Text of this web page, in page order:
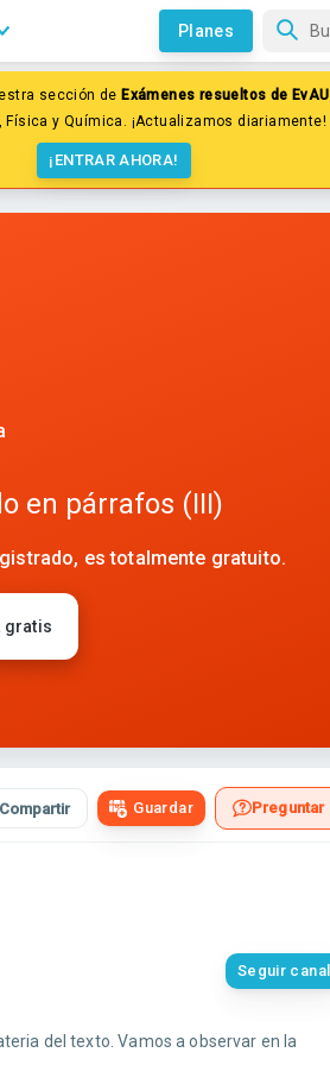
Planes
sección de Exámenes resueltos de EvAU
y Química. ¡Actualizamos diariamente!
¡ENTRAR AHORA!
textos El párrafo
en párrafos (III)
en párrafos (III)
es totalmente gratuito.
gratis
Compartir Guardar Preguntar
Seguir canal
del texto. Vamos a observar en la